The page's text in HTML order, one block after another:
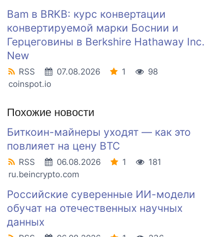
Bam в BRKB: курс конвертации
конвертируемой марки Боснии и
Герцеговины в Berkshire Hathaway Inc.
New
RSS 07.08.2026 1
98
coinspot.io
Похожие новости
Биткоин-майнеры уходят — как это
повлияет на цену BTC
RSS 06.08.2026 1
181
ru.beincrypto.com
Российские суверенные ИИ-модели
обучат на отечественных научных
данных